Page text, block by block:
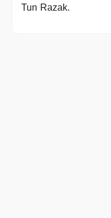
Tun Razak.